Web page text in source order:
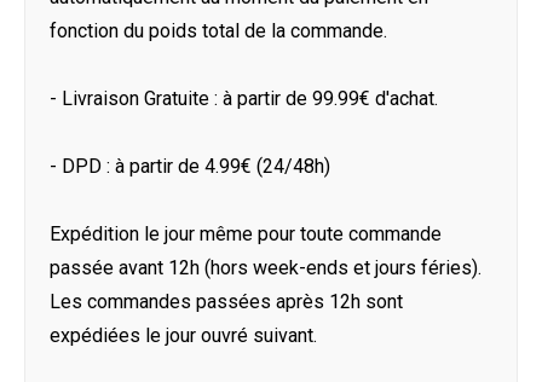
fonction du poids total de la commande.
- Livraison Gratuite : à partir de 99.99€ d'achat.
- DPD : à partir de 4.99€ (24/48h)
Expédition le jour même pour toute commande
passée avant 12h (hors week-ends et jours féries).
Les commandes passées après 12h sont
expédiées le jour ouvré suivant.